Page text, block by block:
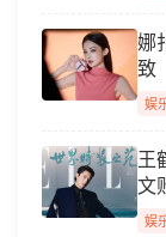
娜
致
娱
王
文
娱